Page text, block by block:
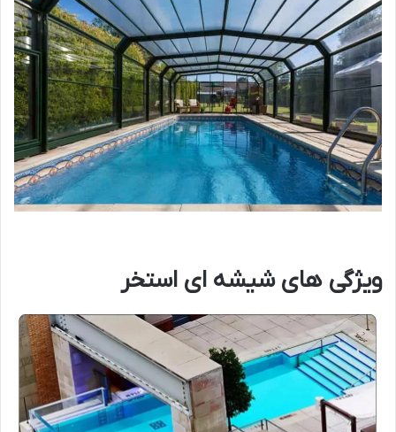
ویژگی های شیشه ای استخر